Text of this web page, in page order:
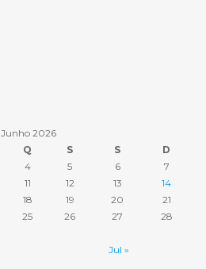
Junho 2026
Q S S D
Jul »
4 5 6
7
11 12 13
14
18 19 20
21
25 26 27
28